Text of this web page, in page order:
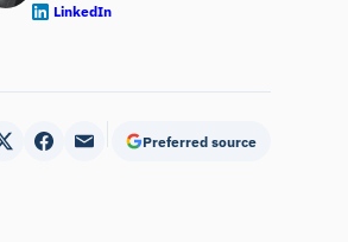
LinkedIn
Preferred source